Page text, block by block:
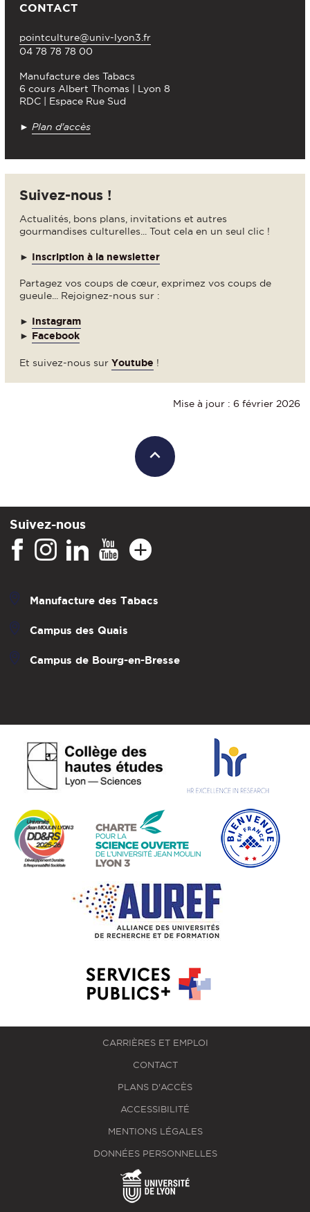
CONTACT
pointculture@univ-lyon3.fr
04 78 78 78 00
Manufacture des Tabacs
6 cours Albert Thomas | Lyon 8
RDC | Espace Rue Sud
► Plan d'accès
Suivez-nous !
Actualités, bons plans, invitations et autres
gourmandises culturelles... Tout cela en un seul clic !
► Inscription à la newsletter
Partagez vos coups de cœur, exprimez vos coups de
gueule... Rejoignez-nous sur :
► Instagram
► Facebook
Et suivez-nous sur Youtube !
Mise à jour : 6 février 2026
Suivez-nous
Manufacture des Tabacs
Campus des Quais
Campus de Bourg-en-Bresse
CARRIÈRES ET EMPLOI
CONTACT
PLANS D'ACCÈS
ACCESSIBILITÉ
MENTIONS LÉGALES
DONNÉES PERSONNELLES